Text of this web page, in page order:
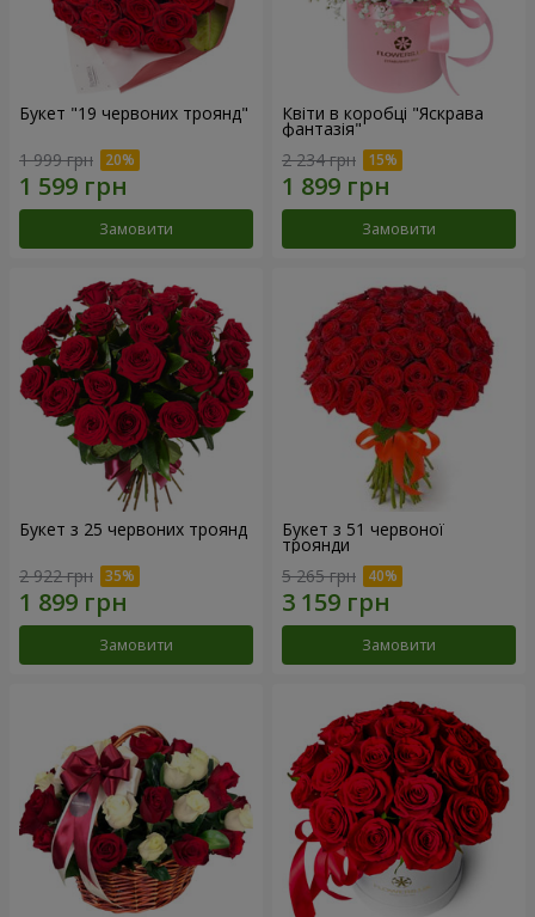
Букет "19 червоних троянд"
1 999 грн
Замовити
Квіти в коробці "Яскрава
фантазія"
2 234 грн
Замовити
Букет з 25 червоних троянд
2 922 грн
Замовити
Букет з 51 червоної
троянди
5 265 грн
Замовити